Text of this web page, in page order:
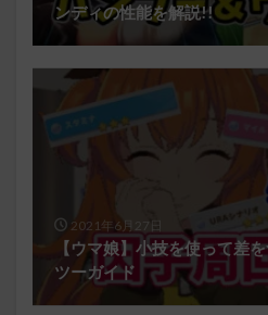
ンディの性能を解説!!
2021年6月27日
【ウマ娘】小技を使って差
ツーガイド